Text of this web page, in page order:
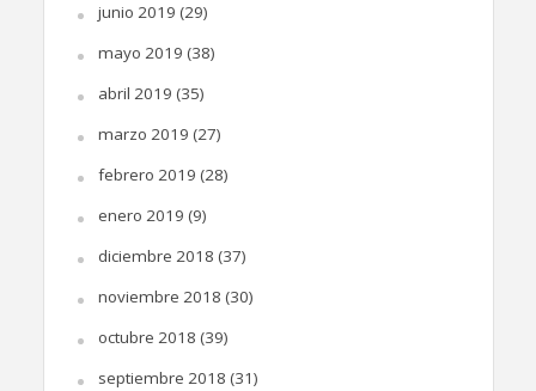
junio 2019 (29)
mayo 2019 (38)
abril 2019 (35)
marzo 2019 (27)
febrero 2019 (28)
enero 2019 (9)
diciembre 2018 (37)
noviembre 2018 (30)
octubre 2018 (39)
septiembre 2018 (31)